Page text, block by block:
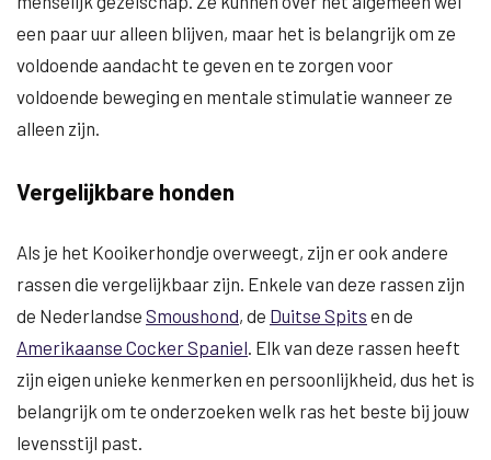
een paar uur alleen blijven, maar het is belangrijk om ze
voldoende aandacht te geven en te zorgen voor
voldoende beweging en mentale stimulatie wanneer ze
alleen zijn.
Vergelijkbare honden
Als je het Kooikerhondje overweegt, zijn er ook andere
rassen die vergelijkbaar zijn. Enkele van deze rassen zijn
de Nederlandse Smoushond, de Duitse Spits en de
Amerikaanse Cocker Spaniel. Elk van deze rassen heeft
zijn eigen unieke kenmerken en persoonlijkheid, dus het is
belangrijk om te onderzoeken welk ras het beste bij jouw
levensstijl past.